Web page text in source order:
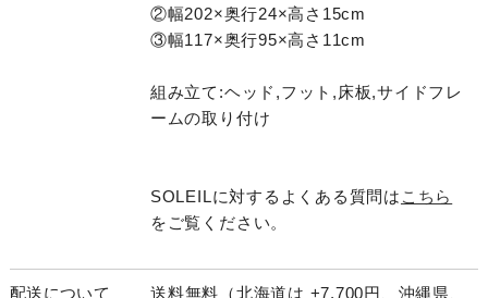
②幅202×奥行24×高さ15cm
③幅117×奥行95×高さ11cm
組み立て:ヘッド,フット,床板,サイドフレ
ームの取り付け
SOLEILに対するよくある質問は こちら
をご覧ください。
配送について 送料無料（北海道は +7,700円、沖縄県、